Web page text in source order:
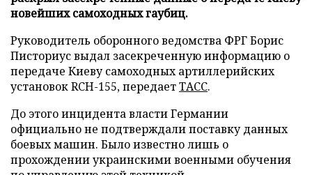
новейших самоходных гаубиц.
Руководитель оборонного ведомства ФРГ Борис
Писториус выдал засекреченную информацию о
передаче Киеву самоходных артиллерийских
установок RCH-155, передаетТАСС.
До этого инцидента власти Германии
официально не подтверждали поставку данных
боевых машин. Было известно лишь о
прохождении украинскими военными обучения